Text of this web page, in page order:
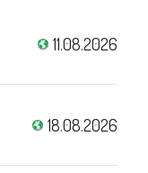
11.08.2026
18.08.2026